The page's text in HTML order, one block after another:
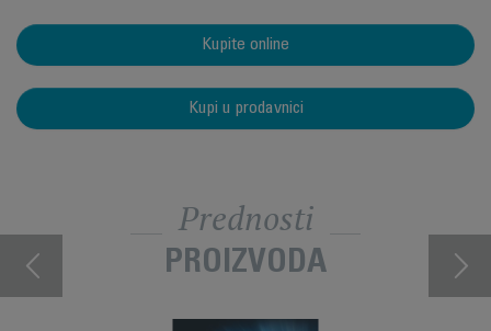
Kupite online
Kupi u prodavnici
Prednosti
PROIZVODA